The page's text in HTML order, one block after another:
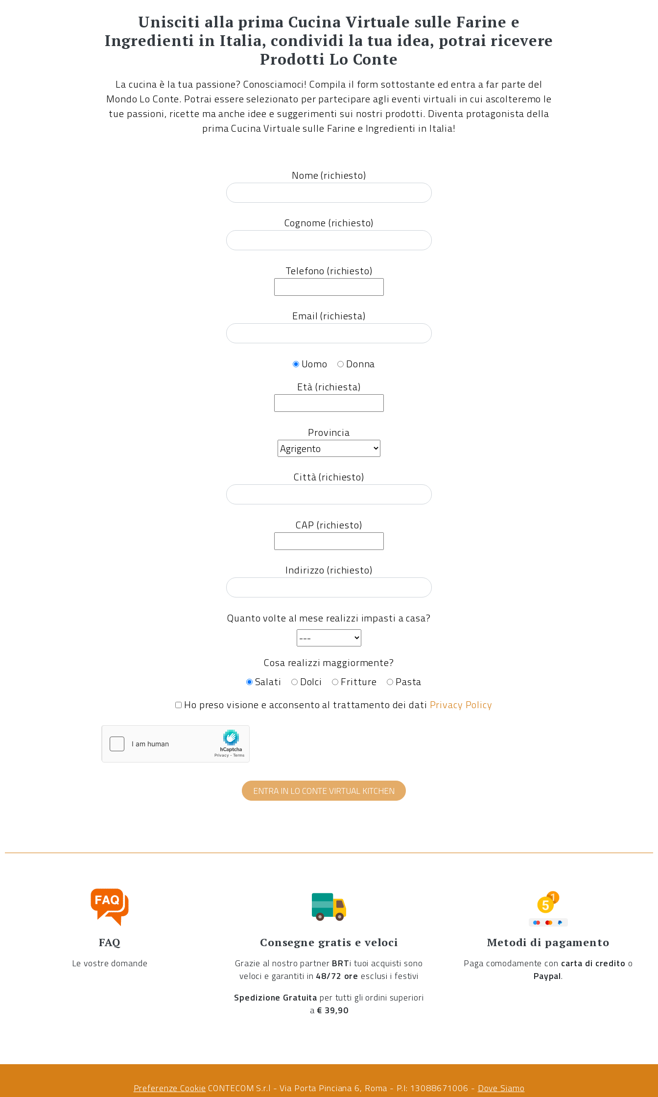
Unisciti alla prima Cucina Virtuale sulle Farine e
Ingredienti in Italia, condividi la tua idea, potrai ricevere
Prodotti Lo Conte
La cucina è la tua passione? Conosciamoci! Compila il form sottostante ed entra a far parte del
Mondo Lo Conte. Potrai essere selezionato per partecipare agli eventi virtuali in cui ascolteremo le
tue passioni, ricette ma anche idee e suggerimenti sui nostri prodotti. Diventa protagonista della
prima Cucina Virtuale sulle Farine e Ingredienti in Italia!
Nome (richiesto)
Cognome (richiesto)
Telefono (richiesto)
Email (richiesta)
Uomo
Donna
Età (richiesta)
Provincia
Città (richiesto)
CAP (richiesto)
Indirizzo (richiesto)
Quanto volte al mese realizzi impasti a casa?
Cosa realizzi maggiormente?
Salati
Dolci Fritture
Pasta
Ho preso visione e acconsento al trattamento dei dati Privacy Policy
FAQ
Le vostre domande
Consegne gratis e veloci
Grazie al nostro partner BRTi tuoi acquisti sono
veloci e garantiti in 48/72 ore esclusi i festivi
Spedizione Gratuita per tutti gli ordini superiori
a € 39,90
Metodi di pagamento
Paga comodamente con carta di credito o
Paypal.
Preferenze Cookie CONTECOM S.r.l - Via Porta Pinciana 6, Roma - P.I: 13088671006 - Dove Siamo